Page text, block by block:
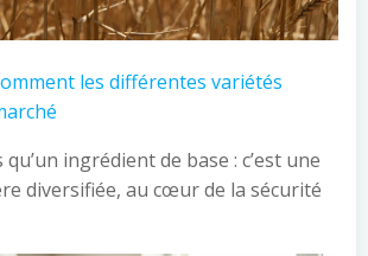
les différentes variétés
qu’un ingrédient de base : c’est une
diversifiée, au cœur de la sécurité